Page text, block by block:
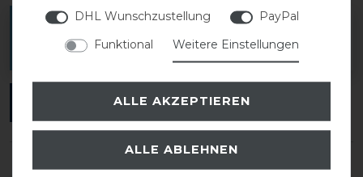
Melde dich an, um eine Kundenrezension zu
verfassen.
ANMELDEN
DHL Wunschzustellung
PayPal
Funktional
Weitere Einstellungen
ALLE AKZEPTIEREN
ALLE ABLEHNEN